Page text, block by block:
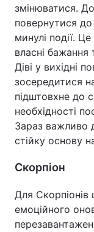
змінюватися.
повернутися
минулі події.
власні бажання
Діві у вихідні
зосередитися
підштовхне до
необхідності
Зараз важливо
стійку основу
Скорпіон
Для
емоційного